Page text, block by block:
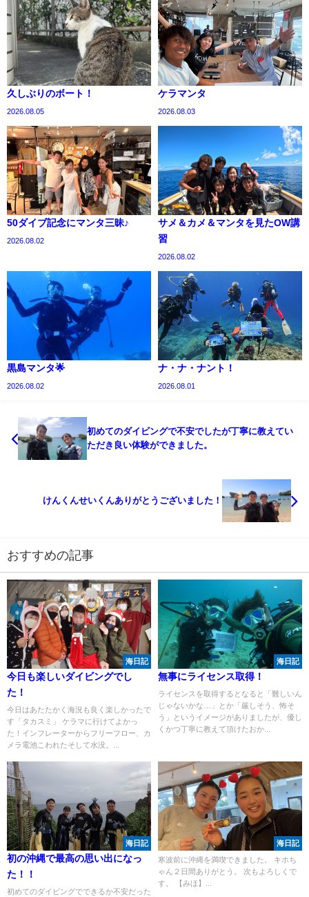
久しぶりのボート！
2026.08.05
ケラマンタ
2026.08.03
50ダイブ記念にマンタ三昧♪
2026.08.02
サメ＆カメ＆マンタを見たOW講
習
2026.08.02
黒島マンタ🌟
2026.08.02
ナ・ナ・ナント！
2026.08.01
初めてのダイビングで不安でしたが丁寧に教えてい
ただき良い体験ができました。
けんくんせいくんありがとうございました！
おすすめの記事
海日記
今日も楽しいダイビングでし
た！
今日はあたたかく海況も良く楽しかったで
す「タカスミ」 ケラマに行けてよかっ
た！インフレーターからフリーフロー、カ
メラ電池こわれたそして水没。...
海日記
無事にライセンス取得！
ライセンスを取得するとなると「難しいん
じゃないかな…」とか「厳しそう、怖そ
う」というイメージがありましたが、優し
くかつ丁寧に教えて頂けたおか...
海日記
初の沖縄で最高の思い出になっ
た！！
初めてのダイビングでできるか不安だった
海日記
寒波前に沖縄を満喫できました。 キホち
ゃん２日間ありがとう。 次もよろしくで
す。 【みほ】...